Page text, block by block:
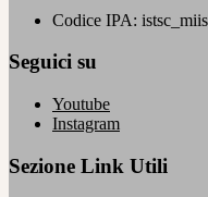
Codice IPA:
Seguici su
Youtube
Instagram
Sezione Link Utili